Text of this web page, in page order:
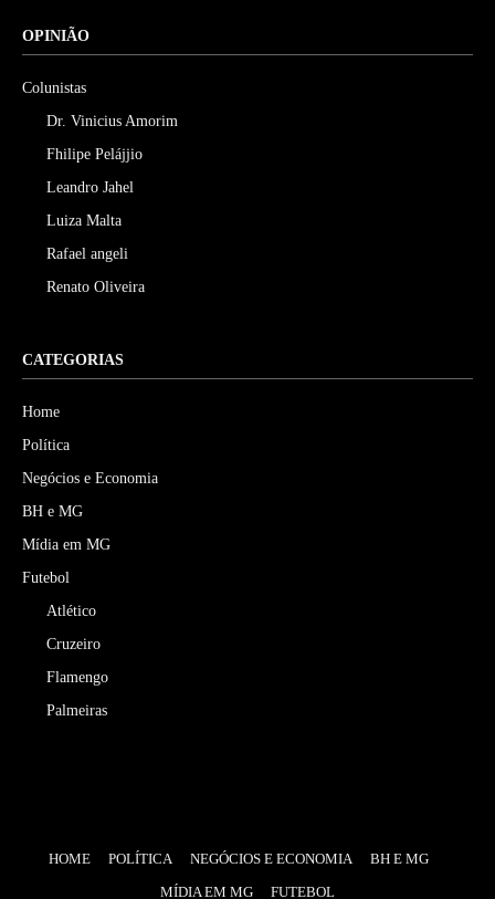
OPINIÃO
Colunistas
Dr. Vinicius Amorim
Fhilipe Pelájjio
Leandro Jahel
Luiza Malta
Rafael angeli
Renato Oliveira
CATEGORIAS
Home
Política
Negócios e Economia
BH e MG
Mídia em MG
Futebol
Atlético
Cruzeiro
Flamengo
Palmeiras
HOME POLÍTICA NEGÓCIOS E ECONOMIA
BH E MG
MÍDIA EM MG
FUTEBOL